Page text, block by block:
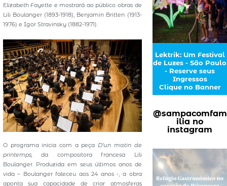
Elizabeth Fayette e mostrará ao público obras de
Lili Boulanger (1893-1918), Benjamin Britten (1913-
1976) e Igor Stravinsky (1882-1971).
O programa inicia com a peça D’un matin de
printemps,da compositora francesa Lili
Boulanger. Produzida em seus últimos anos de
vida – Boulanger faleceu aos 24 anos -, a obra
aponta sua capacidade de criar atmosferas
Lektrik: Um Festival
de Luzes - São Paulo
- Reserve seus
Ingressos
Clique no Banner
@sampacomfam
ilia no
instagram